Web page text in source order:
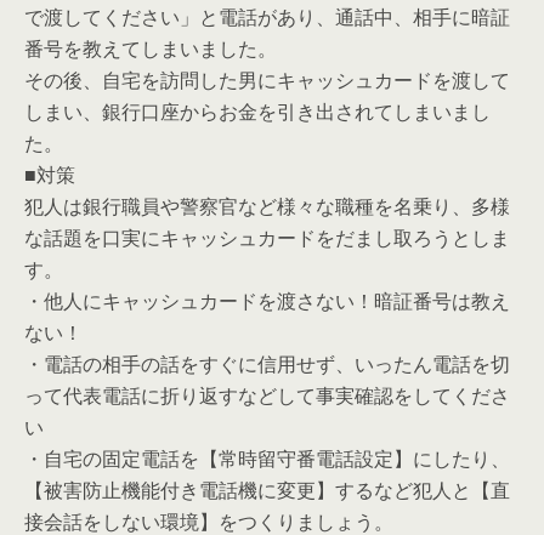
で渡してください」と電話があり、通話中、相手に暗証
番号を教えてしまいました。
その後、自宅を訪問した男にキャッシュカードを渡して
しまい、銀行口座からお金を引き出されてしまいまし
た。
■対策
犯人は銀行職員や警察官など様々な職種を名乗り、多様
な話題を口実にキャッシュカードをだまし取ろうとしま
す。
・他人にキャッシュカードを渡さない！暗証番号は教え
ない！
・電話の相手の話をすぐに信用せず、いったん電話を切
って代表電話に折り返すなどして事実確認をしてくださ
い
・自宅の固定電話を【常時留守番電話設定】にしたり、
【被害防止機能付き電話機に変更】するなど犯人と【直
接会話をしない環境】をつくりましょう。